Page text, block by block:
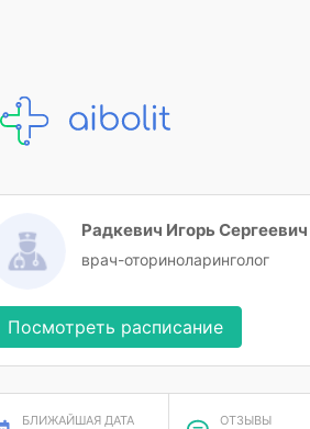
Радкевич Игорь Сергеевич
врач-оториноларинголог
Посмотреть расписание
БЛИЖАЙШАЯ ДАТА ОТЗЫВЫ